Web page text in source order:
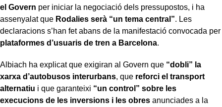
el Govern per iniciar la negociació dels pressupostos, i ha
assenyalat que Rodalies serà “un tema central”. Les
declaracions s’han fet abans de la manifestació convocada per
plataformes d’usuaris de tren a Barcelona.
Albiach ha explicat que exigiran al Govern que “dobli” la
xarxa d’autobusos interurbans, que reforci el transport
alternatiu i que garanteixi “un control” sobre les
execucions de les inversions i les obres anunciades a la